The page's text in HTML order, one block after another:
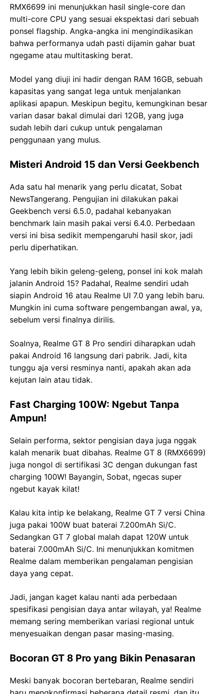
RMX6699 ini menunjukkan hasil single-core dan
multi-core CPU yang sesuai ekspektasi dari sebuah
ponsel flagship. Angka-angka ini mengindikasikan
bahwa performanya udah pasti dijamin gahar buat
ngegame atau multitasking berat.
Model yang diuji ini hadir dengan RAM 16GB, sebuah
kapasitas yang sangat lega untuk menjalankan
aplikasi apapun. Meskipun begitu, kemungkinan besar
varian dasar bakal dimulai dari 12GB, yang juga
sudah lebih dari cukup untuk pengalaman
penggunaan yang mulus.
Misteri Android 15 dan Versi Geekbench
Ada satu hal menarik yang perlu dicatat, Sobat
NewsTangerang. Pengujian ini dilakukan pakai
Geekbench versi 6.5.0, padahal kebanyakan
benchmark lain masih pakai versi 6.4.0. Perbedaan
versi ini bisa sedikit mempengaruhi hasil skor, jadi
perlu diperhatikan.
Yang lebih bikin geleng-geleng, ponsel ini kok malah
jalanin Android 15? Padahal, Realme sendiri udah
siapin Android 16 atau Realme UI 7.0 yang lebih baru.
Mungkin ini cuma software pengembangan awal, ya,
sebelum versi finalnya dirilis.
Soalnya, Realme GT 8 Pro sendiri diharapkan udah
pakai Android 16 langsung dari pabrik. Jadi, kita
tunggu aja versi resminya nanti, apakah akan ada
kejutan lain atau tidak.
Fast Charging 100W: Ngebut Tanpa
Ampun!
Selain performa, sektor pengisian daya juga nggak
kalah menarik buat dibahas. Realme GT 8 (RMX6699)
juga nongol di sertifikasi 3C dengan dukungan fast
charging 100W! Bayangin, Sobat, ngecas super
ngebut kayak kilat!
Kalau kita intip ke belakang, Realme GT 7 versi China
juga pakai 100W buat baterai 7.200mAh Si/C.
Sedangkan GT 7 global malah dapat 120W untuk
baterai 7.000mAh Si/C. Ini menunjukkan komitmen
Realme dalam memberikan pengalaman pengisian
daya yang cepat.
Jadi, jangan kaget kalau nanti ada perbedaan
spesifikasi pengisian daya antar wilayah, ya! Realme
memang sering memberikan variasi regional untuk
menyesuaikan dengan pasar masing-masing.
Bocoran GT 8 Pro yang Bikin Penasaran
Meski banyak bocoran bertebaran, Realme sendiri